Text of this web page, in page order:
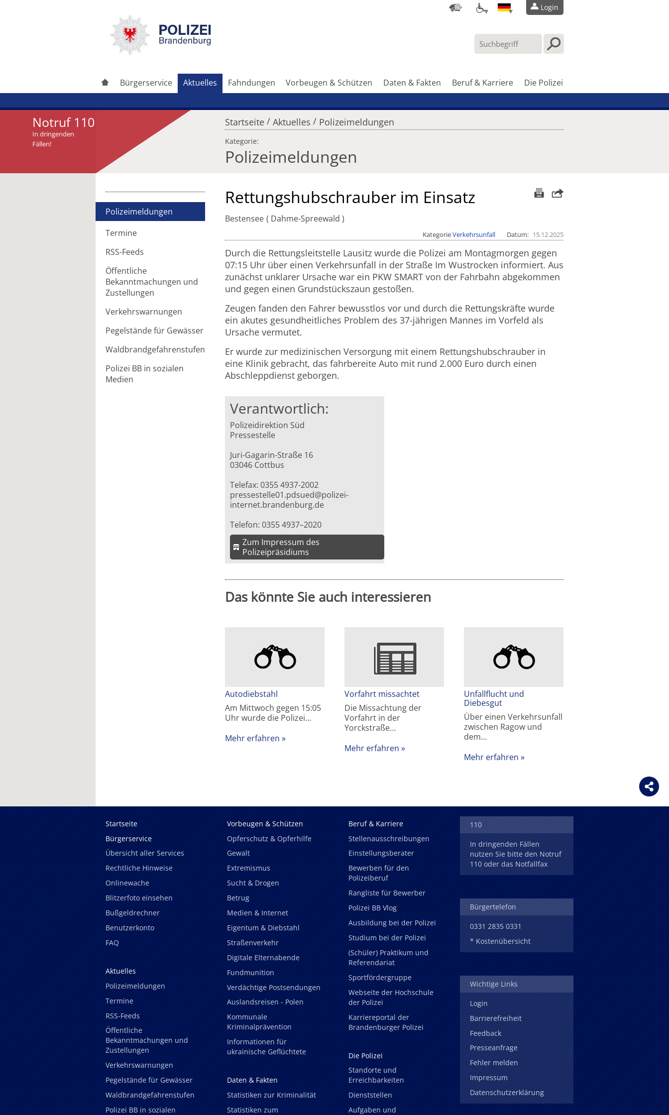
Login
Bürgerservice Aktuelles Fahndungen Vorbeugen & Schützen Daten & Fakten Beruf & Karriere Die Polizei
Notruf 110
In dringenden
Fällen!
Startseite / Aktuelles / Polizeimeldungen
Kategorie:
Polizeimeldungen
Polizeimeldungen
Termine
RSS-Feeds
Öffentliche
Bekanntmachungen und
Zustellungen
Verkehrswarnungen
Pegelstände für Gewässer
Waldbrandgefahrenstufen
Polizei BB in sozialen
Medien
Artikel weiterleiten Rettungshubschrauber im Einsatz
Bestensee Dahme-Spreewald
KategorieVerkehrsunfall Datum 15.12.2025
Durch die Rettungsleitstelle Lausitz wurde die Polizei am Montagmorgen gegen
07:15 Uhr über einen Verkehrsunfall in der Straße Im Wustrocken informiert. Aus
zunächst unklarer Ursache war ein PKW SMART von der Fahrbahn abgekommen
und gegen einen Grundstückszaun gestoßen.
Zeugen fanden den Fahrer bewusstlos vor und durch die Rettungskräfte wurde
ein akutes gesundheitliches Problem des 37-jährigen Mannes im Vorfeld als
Ursache vermutet.
Er wurde zur medizinischen Versorgung mit einem Rettungshubschrauber in
eine Klinik gebracht, das fahrbereite Auto mit rund 2.000 Euro durch einen
Abschleppdienst geborgen.
Verantwortlich:
Polizeidirektion Süd
Pressestelle
Juri-Gagarin-Straße 16
03046 Cottbus
Telefax: 0355 4937-2002
pressestelle01.pdsued@polizei-
internet.brandenburg.de
Telefon: 0355 4937–2020
Zum Impressum des
Polizeipräsidiums
Das könnte Sie auch interessieren
Autodiebstahl
Am Mittwoch gegen 15:05
Uhr wurde die Polizei…
Mehr erfahren
Vorfahrt missachtet
Die Missachtung der
Vorfahrt in der
Yorckstraße…
Mehr erfahren
Unfallflucht und
Diebesgut
Über einen Verkehrsunfall
zwischen Ragow und
dem…
Mehr erfahren
Startseite
Bürgerservice
Übersicht aller Services
Rechtliche Hinweise
Onlinewache
Blitzerfoto einsehen
Bußgeldrechner
Benutzerkonto
FAQ
Aktuelles
Polizeimeldungen
Termine
RSS-Feeds
Öffentliche
Bekanntmachungen und
Zustellungen
Verkehrswarnungen
Pegelstände für Gewässer
Waldbrandgefahrenstufen
Polizei BB in sozialen
Vorbeugen & Schützen
Opferschutz & Opferhilfe
Gewalt
Extremismus
Sucht & Drogen
Betrug
Medien & Internet
Eigentum & Diebstahl
Straßenverkehr
Digitale Elternabende
Fundmunition
Verdächtige Postsendungen
Auslandsreisen - Polen
Kommunale
Kriminalprävention
Informationen für
ukrainische Geflüchtete
Daten & Fakten
Statistiken zur Kriminalität
Statistiken zum
Beruf & Karriere
Stellenausschreibungen
Einstellungsberater
Bewerben für den
Polizeiberuf
Rangliste für Bewerber
Polizei BB Vlog
Ausbildung bei der Polizei
Studium bei der Polizei
(Schüler) Praktikum und
Referendariat
Sportfördergruppe
Webseite der Hochschule
der Polizei
Karriereportal der
Brandenburger Polizei
Die Polizei
Standorte und
Erreichbarkeiten
Dienststellen
Aufgaben und
110
In dringenden Fällen
nutzen Sie bitte den Notruf
110 oder das Notfallfax
Bürgertelefon
0331 2835 0331
* Kostenübersicht
Wichtige Links
Login
Barrierefreiheit
Feedback
Presseanfrage
Fehler melden
Impressum
Datenschutzerklärung